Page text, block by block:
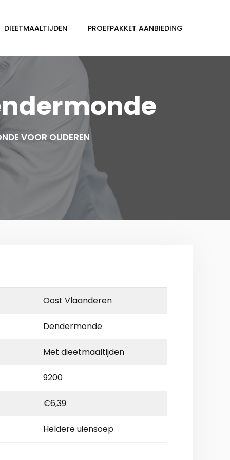
DIEETMAALTIJDEN PROEFPAKKET AANBIEDING
VOOR OUDEREN
Oost Vlaanderen
Dendermonde
Met dieetmaaltijden
9200
€6,39
Heldere uiensoep